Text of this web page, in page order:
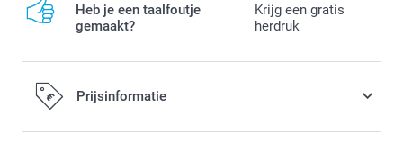
Heb je een taalfoutje
gemaakt?
Krijg een gratis
herdruk
Prijsinformatie